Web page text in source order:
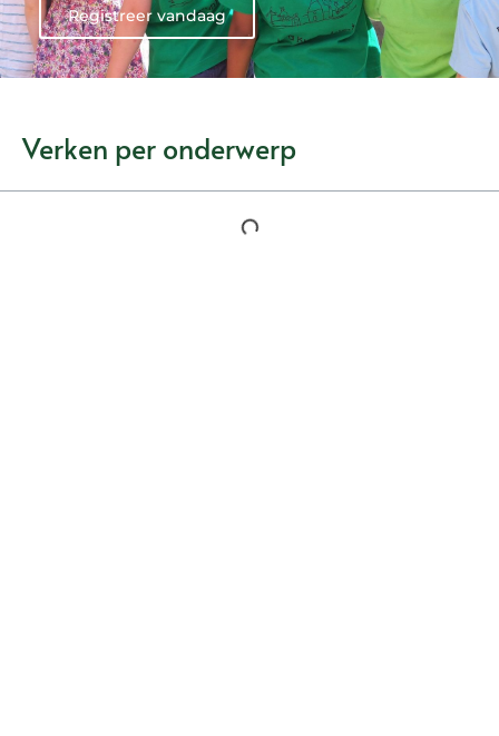
Registreer vandaag
Verken per onderwerp